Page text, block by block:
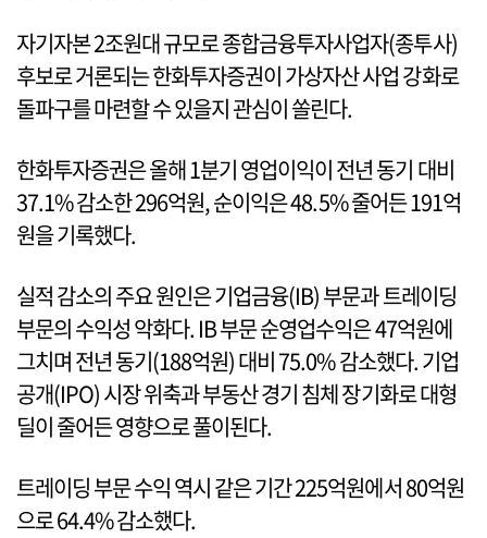
자기자본 2조원대 규모로 종합금융투자사업자(종투사)
후보로 거론되는 한화투자증권이 가상자산 사업 강화로
돌파구를 마련할 수 있을지 관심이 쏠린다.
한화투자증권은 올해 1분기 영업이익이 전년 동기 대비
37.1% 감소한 296억원, 순이익은 48.5% 줄어든 191억
원을 기록했다.
실적 감소의 주요 원인은 기업금융(IB) 부문과 트레이딩
부문의 수익성 악화다. IB 부문 순영업수익은 47억원에
그치며 전년 동기(188억원) 대비 75.0% 감소했다. 기업
공개(IPO) 시장 위축과 부동산 경기 침체 장기화로 대형
딜이 줄어든 영향으로 풀이된다.
트레이딩 부문 수익 역시 같은 기간 225억원에서 80억원
으로 64.4% 감소했다.